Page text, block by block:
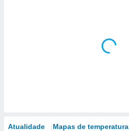
Atualidade Mapas de temperatura